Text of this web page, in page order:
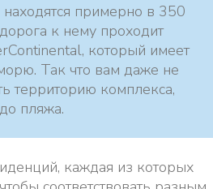
примерно в 350
к нему проходит
который имеет
Так что вам даже не
территорию комплекса,
пляжа.
каждая из которых